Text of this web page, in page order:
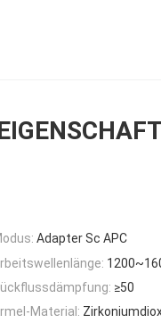
Adapter Sc APC
≥50
Material: